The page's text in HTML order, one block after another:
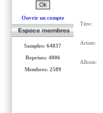
Ouvrir un compte
Samples: 64837
Reprises: 4006
Membres: 2589
Titre:
Artiste:
Album: